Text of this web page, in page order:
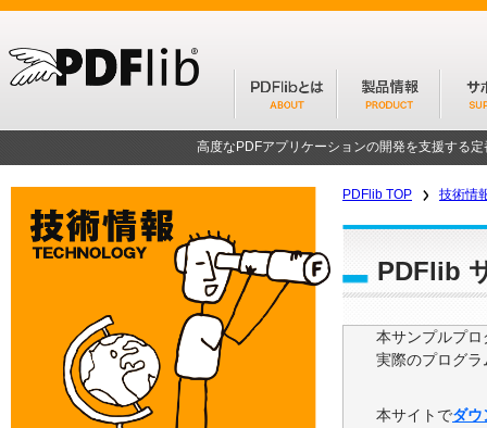
高度なPDFアプリケーションの開発を支援する
PDFlib TOP 技術情
PDFlib
本サンプルプ
実際のプログ
本サイトでダウ